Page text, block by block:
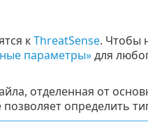
кThreatSense. Чтобы
параметры»для
отделенная от
позволяет определить